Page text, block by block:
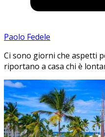
Paolo Fedele
Ci sono giorni che aspetti
riportano a casa chi è